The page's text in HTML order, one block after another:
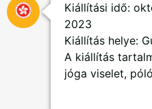
Kiállítási idő:
2023
Kiállítás helye:
A kiállítás
jóga viselet,